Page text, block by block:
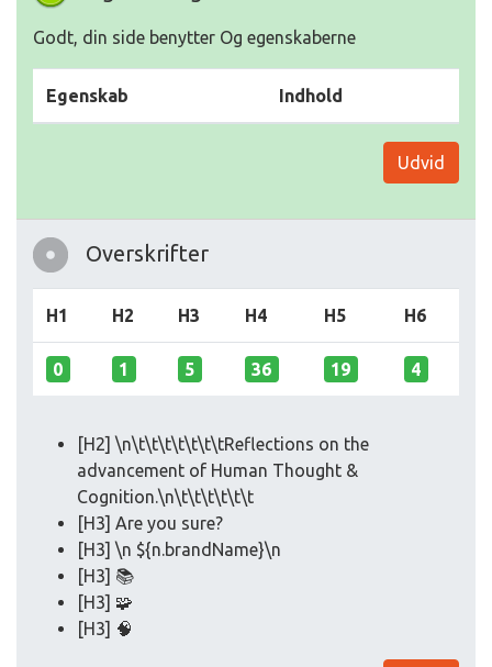
Godt, din side benytter Og egenskaberne
Egenskab Indhold
Udvid
Overskrifter
H1 H2 H3 H4 H5 H6
0 1 5 36 19 4
[H2] \n\t\t\t\t\t\t\tReflections on the
advancement of Human Thought &
Cognition.\n\t\t\t\t\t\t
[H3] Are you sure?
[H3] \n ${n.brandName}\n
[H3] 📚
[H3] 🧩
[H3] 🧠